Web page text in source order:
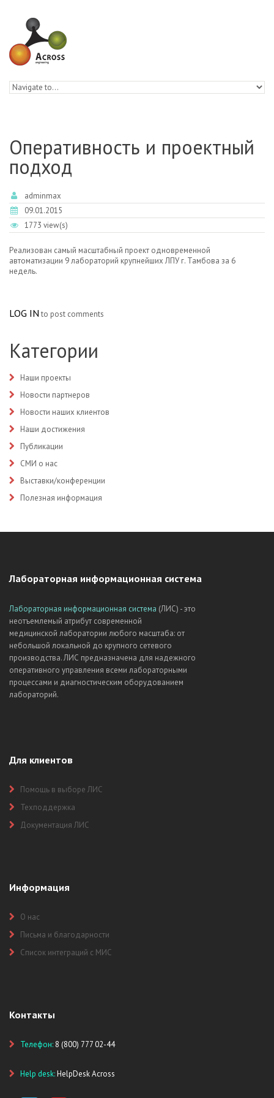
Оперативность и проектный
подход
adminmax
09.01.2015
1773 view(s)
Реализован самый масштабный проект одновременной
автоматизации 9 лабораторий крупнейших ЛПУ г. Тамбова за 6
недель.
LOG IN to post comments
Категории
Наши проекты
Новости партнеров
Новости наших клиентов
Наши достижения
Публикации
СМИ о нас
Выставки/конференции
Полезная информация
Лабораторная информационная система
Лабораторная информационная система (ЛИС) - это
неотъемлемый атрибут современной
медицинской лаборатории любого масштаба: от
небольшой локальной до крупного сетевого
производства. ЛИС предназначена для надежного
оперативного управления всеми лабораторными
процессами и диагностическим оборудованием
лабораторий.
Для клиентов
Помощь в выборе ЛИС
Техподдержка
Документация ЛИС
Информация
О нас
Письма и благодарности
Список интеграций с МИС
Контакты
Телефон: 8 (800) 777 02-44
Help desk:HelpDesk Across